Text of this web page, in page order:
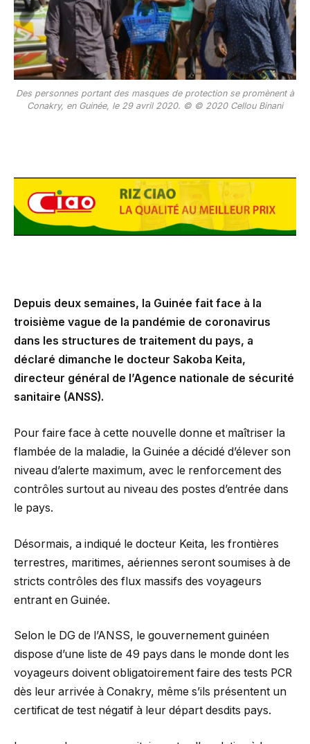
Des personnes portant des masques de protection se promènent à
Conakry, en Guinée, le 29 avril 2020. © © 2020 Cellou Binani
Depuis deux semaines, la Guinée fait face à la
troisième vague de la pandémie de coronavirus
dans les structures de traitement du pays, a
déclaré dimanche le docteur Sakoba Keita,
directeur général de l’Agence nationale de sécurité
sanitaire (ANSS).
Pour faire face à cette nouvelle donne et maîtriser la
flambée de la maladie, la Guinée a décidé d’élever son
niveau d’alerte maximum, avec le renforcement des
contrôles surtout au niveau des postes d’entrée dans
le pays.
Désormais, a indiqué le docteur Keita, les frontières
terrestres, maritimes, aériennes seront soumises à de
stricts contrôles des flux massifs des voyageurs
entrant en Guinée.
Selon le DG de l’ANSS, le gouvernement guinéen
dispose d’une liste de 49 pays dans le monde dont les
voyageurs doivent obligatoirement faire des tests PCR
dès leur arrivée à Conakry, même s’ils présentent un
certificat de test négatif à leur départ desdits pays.